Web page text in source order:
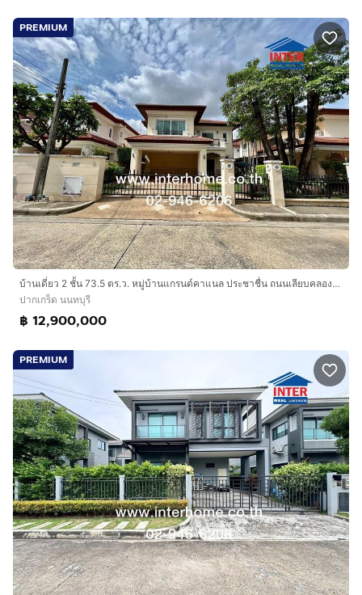
PREMIUM
บ้านเดี่ยว 2 ชั้น 73.5 ตร.ว. หมู่บ้านแกรนด์คาแนล ประชาชื่น ถนนเลียบคลองประปา ถนนประชาชื่น ปากเกร็ด นนทบุรี
ปากเกร็ด นนทบุรี
฿ 12,900,000
PREMIUM